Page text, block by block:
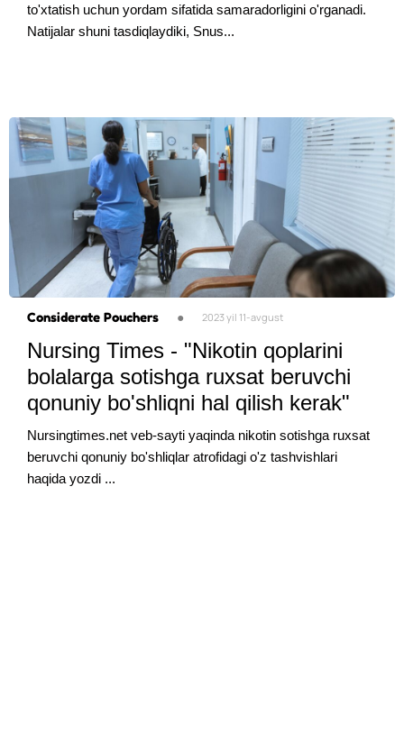
to'xtatish uchun yordam sifatida samaradorligini o'rganadi.
Natijalar shuni tasdiqlaydiki, Snus...
Considerate Pouchers ● 2023 yil 11-avgust
Nursing Times - "Nikotin qoplarini
bolalarga sotishga ruxsat beruvchi
qonuniy bo'shliqni hal qilish kerak"
Nursingtimes.net veb-sayti yaqinda nikotin sotishga ruxsat
beruvchi qonuniy bo'shliqlar atrofidagi o'z tashvishlari
haqida yozdi ...